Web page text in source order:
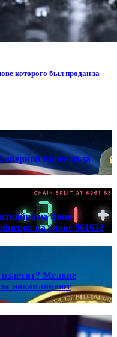
которого был продан за
Корее из-за
на фоне
на блоке 961632
Мелкие
накапливают